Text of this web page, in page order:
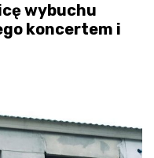
wybuchu
koncertem i